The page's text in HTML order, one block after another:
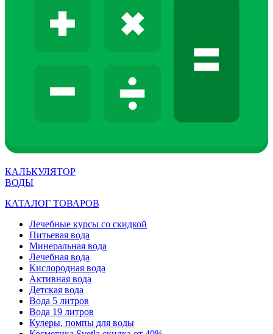
КАЛЬКУЛЯТОР
ВОДЫ
КАТАЛОГ ТОВАРОВ
Лечебные курсы со скидкой
Питьевая вода
Минеральная вода
Лечебная вода
Кислородная вода
Активная вода
Детская вода
Вода 5 литров
Вода 19 литров
Кулеры, помпы для воды